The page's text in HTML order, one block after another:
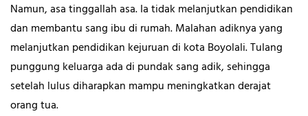
Namun, asa tinggallah asa. Ia tidak melanjutkan pendidikan
dan membantu sang ibu di rumah. Malahan adiknya yang
melanjutkan pendidikan kejuruan di kota Boyolali. Tulang
punggung keluarga ada di pundak sang adik, sehingga
setelah lulus diharapkan mampu meningkatkan derajat
orang tua.